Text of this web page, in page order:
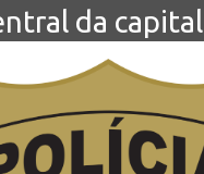
da capital